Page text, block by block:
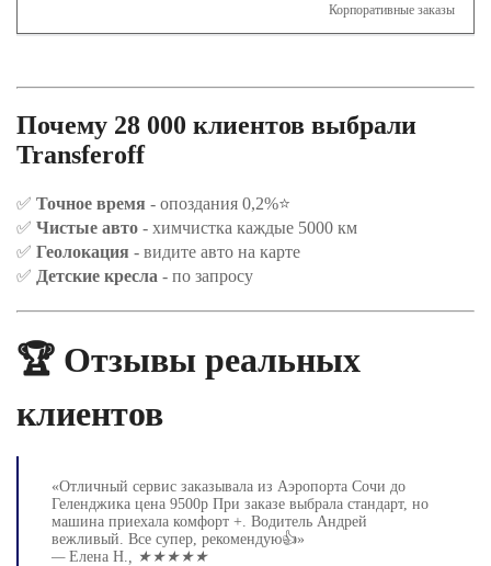
Корпоративные заказы
Почему 28 000 клиентов выбрали
Transferoff
✅ Точное время - опоздания 0,2%⭐
✅ Чистые авто - химчистка каждые 5000 км
✅ Геолокация - видите авто на карте
✅ Детские кресла - по запросу
🏆 Отзывы реальных
клиентов
«Отличный сервис заказывала из Аэропорта Сочи до
Геленджика цена 9500р При заказе выбрала стандарт, но
машина приехала комфорт +. Водитель Андрей
вежливый. Все супер, рекомендую👍»
— Елена Н., ★★★★★